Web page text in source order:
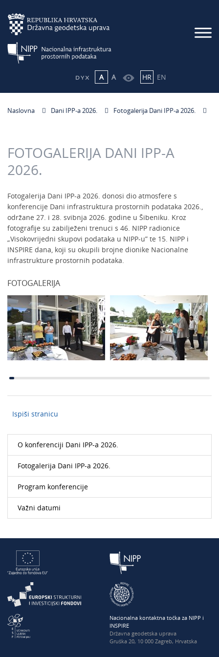
A A HR EN
Naslovna Dani IPP-a 2026. Fotogalerija Dani IPP-a 2026.
FOTOGALERIJA DANI IPP-A
2026.
Fotogalerija Dani IPP-a 2026. donosi dio atmosfere s
konferencije Dani infrastruktura prostornih podataka 2026.,
održane 27. i 28. svibnja 2026. godine u Šibeniku. Kroz
fotografije su zabilježeni trenuci s 46. NIPP radionice
„Visokovrijedni skupovi podataka u NIPP-u” te 15. NIPP i
INSPIRE dana, koji su okupili brojne dionike Nacionalne
infrastrukture prostornih podataka.
FOTOGALERIJA
Ispiši stranicu
O konferenciji Dani IPP-a 2026.
Fotogalerija Dani IPP-a 2026.
Program konferencije
Važni datumi
Nacionalna kontaktna točka za NIPP i
INSPIRE
Državna geodetska uprava
Gruška 20, 10 000 Zagreb, Hrvatska